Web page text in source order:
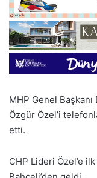
MHP Genel
Özgür Özel’i
etti.
CHP Lideri Özel’e